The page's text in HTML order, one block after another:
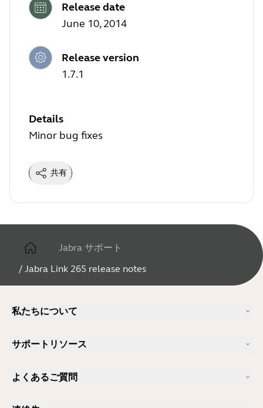
Release date
June 10, 2014
Release version
1.7.1
Details
Minor bug fixes
共有
Jabra サポート
/ Jabra Link 265 release notes
私たちについて
キャリア
ニュースとプレスリリース
サポートリソース
ユーザーマニュアル
互換性ガイド
よくあるご質問